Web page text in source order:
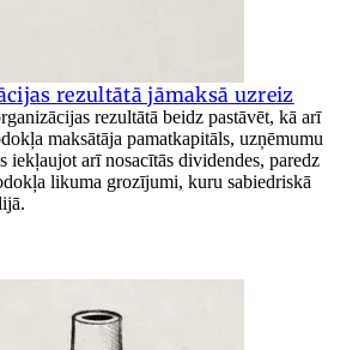
rezultātā jāmaksā uzreiz
rezultātā beidz pastāvēt, kā arī
maksātāja pamatkapitāls, uzņēmumu
iekļaujot arī nosacītās dividendes, paredz
likuma grozījumi, kuru sabiedriskā